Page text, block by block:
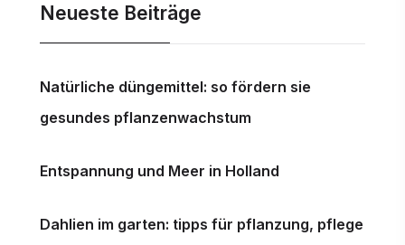
i
o
n
Neueste Beiträge
Natürliche düngemittel: so fördern sie
gesundes pflanzenwachstum
Entspannung und Meer in Holland
Dahlien im garten: tipps für pflanzung, pflege